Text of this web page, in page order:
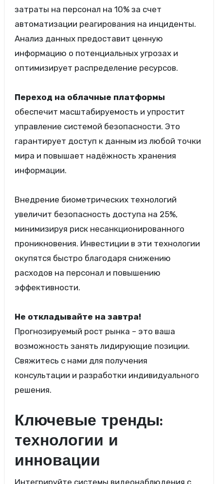
затраты на персонал на 10% за счет
автоматизации реагирования на инциденты.
Анализ данных предоставит ценную
информацию о потенциальных угрозах и
оптимизирует распределение ресурсов.
Переход на облачные платформы
обеспечит масштабируемость и упростит
управление системой безопасности. Это
гарантирует доступ к данным из любой точки
мира и повышает надёжность хранения
информации.
Внедрение биометрических технологий
увеличит безопасность доступа на 25%,
минимизируя риск несанкционированного
проникновения. Инвестиции в эти технологии
окупятся быстро благодаря снижению
расходов на персонал и повышению
эффективности.
Не откладывайте на завтра!
Прогнозируемый рост рынка – это ваша
возможность занять лидирующие позиции.
Свяжитесь с нами для получения
консультации и разработки индивидуального
решения.
Ключевые тренды:
технологии и
инновации